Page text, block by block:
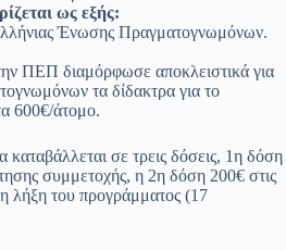
ως εξής:
Ένωσης Πραγματογνωμόνων.
ΠΕΠ διαμόρφωσε αποκλειστικά για
τα δίδακτρα για το
600€/άτομο.
σε τρεις δόσεις, 1η δόση
συμμετοχής, η 2η δόση 200€ στις
λήξη του προγράμματος (17